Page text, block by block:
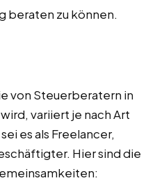
beraten zu können.
von Steuerberatern in
variiert je nach Art
es als Freelancer,
Hier sind die